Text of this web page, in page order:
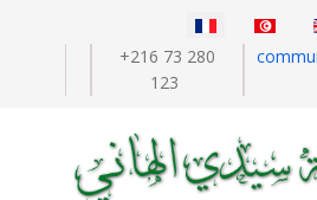
Sélectionnez votre langue
+216 73 280
123